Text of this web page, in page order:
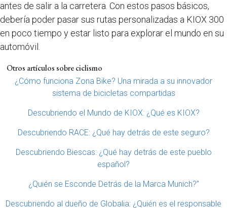
antes de salir a la carretera. Con estos pasos básicos,
debería poder pasar sus rutas personalizadas a KIOX 300
en poco tiempo y estar listo para explorar el mundo en su
automóvil.
Otros artículos sobre ciclismo
¿Cómo funciona Zona Bike? Una mirada a su innovador
sistema de bicicletas compartidas
Descubriendo el Mundo de KIOX: ¿Qué es KIOX?
Descubriendo RACE: ¿Qué hay detrás de este seguro?
Descubriendo Biescas: ¿Qué hay detrás de este pueblo
español?
¿Quién se Esconde Detrás de la Marca Munich?”
Descubriendo al dueño de Globalia: ¿Quién es el responsable